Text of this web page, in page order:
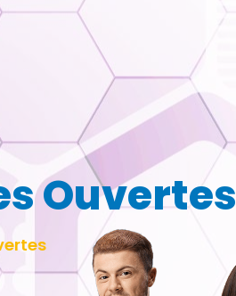
Ouvertes